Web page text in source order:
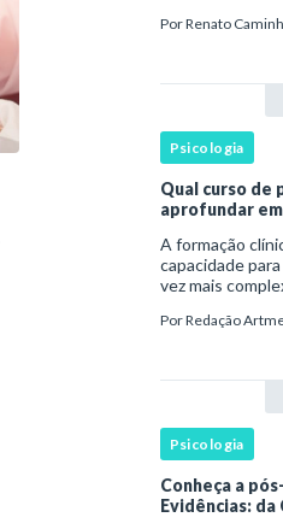
comportamento
PorRenato
Psicologia
Qual curso de
aprofundar
A formação
capacidade
vez mais
base ampla em
PorRedação
Psicologia
Conheça a
Evidências: da